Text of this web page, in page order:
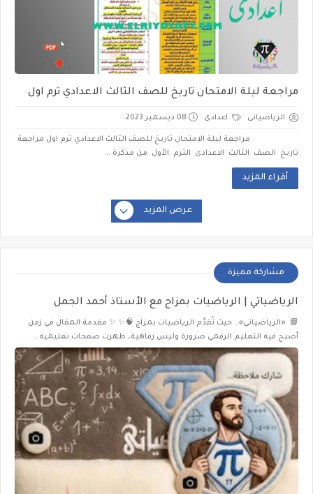
مراجعة ليلة الامتحان تاريخ للصف الثالث الاعدادي ترم اول
الرياضياتى اعدادى 08 ديسمبر 2023
مراجعة ليلة الامتحان تاريخ للصف الثالث الاعدادي ترم اول مراجعة
تاريخ الصف الثالث الاعدادى الترم الأول من مذكرة ...
أقراء المزيد
عرض المزيد
مشاركة مميزة
الرياضياتي | الرياضيات بمزاج مع الأستاذ أحمد الجمل
📘 «الرياضياتي»… حيث تُقدَّم الرياضيات بمزاج 🧠✨ ✨ مقدمة المقال في زمن
أصبح فيه التعليم الرقمي ضرورة وليس رفاهية، ظهرت صفحات تعليمية…